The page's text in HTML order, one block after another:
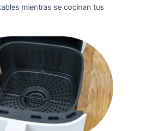
mientras se cocinan tus